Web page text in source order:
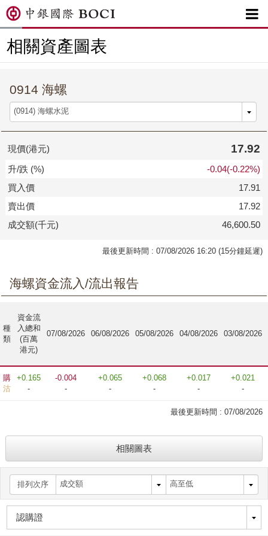

相關資產圖表
0914 海螺
現價(港元) 17.92
升/跌 (%)
-0.04(-0.22%)
買入價
17.91
賣出價
17.92
成交額(千元)
46,600.50
最後更新時間 : 07/08/2026 16:20 (15分鐘延遲)
海螺資金流入/流出報告
種
類
資金流
入總和
(百萬
港元)
07/08/2026 06/08/2026 05/08/2026 04/08/2026 03/08/2026
購
沽
+0.165
-
-0.004
-
+0.065
-
+0.068
-
+0.017
-
+0.021
-
最後更新時間 :07/08/2026
相關圖表
排列次序